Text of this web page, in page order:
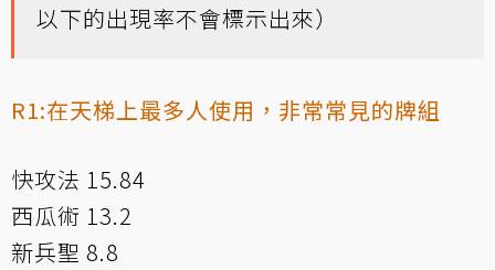
以下的出現率不會標示出來）
R1:在天梯上最多人使用，非常常見的牌組
快攻法 15.84
西瓜術 13.2
新兵聖 8.8